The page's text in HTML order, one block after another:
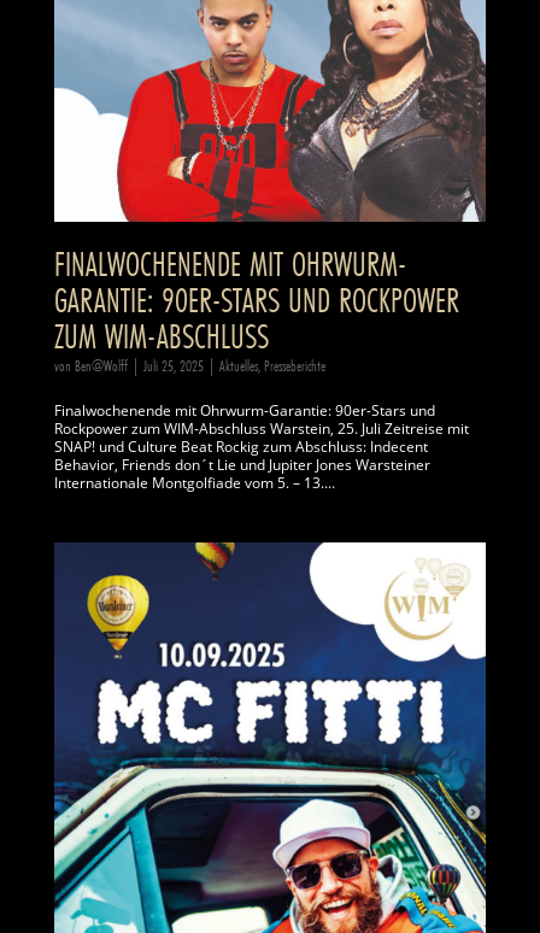
FINALWOCHENENDE MIT OHRWURM-
GARANTIE: 90ER-STARS UND ROCKPOWER
ZUM WIM-ABSCHLUSS
von Ben@Wolff| Juli 25, 2025| Aktuelles,Presseberichte
Finalwochenende mit Ohrwurm-Garantie: 90er-Stars und
Rockpower zum WIM-Abschluss Warstein, 25. Juli Zeitreise mit
SNAP! und Culture Beat Rockig zum Abschluss: Indecent
Behavior, Friends don´t Lie und Jupiter Jones Warsteiner
Internationale Montgolfiade vom 5. – 13....